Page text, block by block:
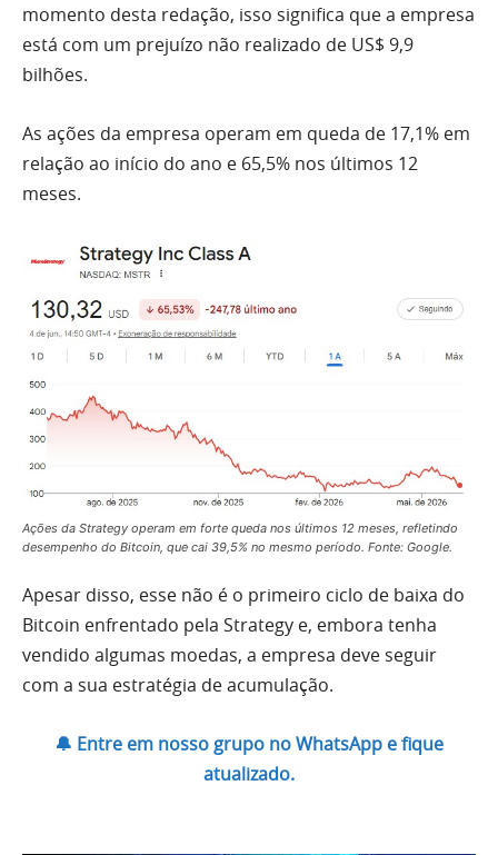
momento desta redação, isso significa que a empresa
está com um prejuízo não realizado de US$ 9,9
bilhões.
As ações da empresa operam em queda de 17,1% em
relação ao início do ano e 65,5% nos últimos 12
meses.
Ações da Strategy operam em forte queda nos últimos 12 meses, refletindo
desempenho do Bitcoin, que cai 39,5% no mesmo período. Fonte: Google.
Apesar disso, esse não é o primeiro ciclo de baixa do
Bitcoin enfrentado pela Strategy e, embora tenha
vendido algumas moedas, a empresa deve seguir
com a sua estratégia de acumulação.
🔔 Entre em nosso grupo no WhatsApp e fique
atualizado.